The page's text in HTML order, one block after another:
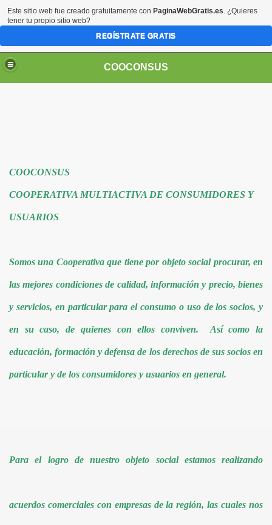
COOCONSUS
COOCONSUS
COOPERATIVA MULTIACTIVA DE CONSUMIDORES Y
USUARIOS
Somos una Cooperativa que tiene por objeto social procurar, en
las mejores condiciones de calidad, información y precio, bienes
y servicios, en particular para el consumo o uso de los socios, y
en su caso, de quienes con ellos conviven. Así como la
educación, formación y defensa de los derechos de sus socios en
particular y de los consumidores y usuarios en general.
Para el logro de nuestro objeto social estamos realizando
acuerdos comerciales con empresas de la región, las cuales nos
Este sitio web fue creado gratuitamente con PaginaWebGratis.es. ¿Quieres
tener tu propio sitio web?
REGÍSTRATE GRATIS